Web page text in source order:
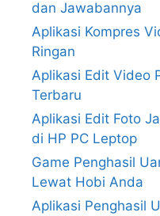
dan Jawabannya
Aplikasi Kompres
Ringan
Aplikasi Edit Video
Terbaru
Aplikasi Edit Foto
di HP PC Leptop
Game Penghasil
Lewat Hobi Anda
Aplikasi Penghasil